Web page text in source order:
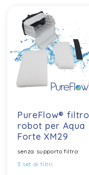
PureFlow® filtro
robot per Aqua
Forte XM29
senza supporto filtro
3 set di filtri